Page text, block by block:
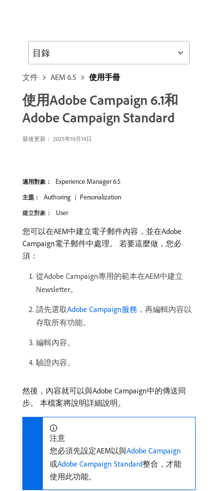
文件 AEM 6.5 使用手冊
使用Adobe Campaign 6.1和
Adobe Campaign Standard
最後更新： 2025年10月14日
適用對象： Experience Manager 6.5
主題： Authoring Personalization
建立對象： User
您可以在AEM中建立電子郵件內容，並在Adobe
Campaign電子郵件中處理。 若要這麼做，您必
須：
從Adobe Campaign專用的範本在AEM中建立
Newsletter。
請先選取Adobe Campaign服務 ，再編輯內容以
存取所有功能。
編輯內容。
驗證內容。
然後，內容就可以與Adobe Campaign中的傳送同
步。 本檔案將說明詳細說明。
注意
您必須先設定AEM以與Adobe Campaign
或Adobe Campaign Standard整合，才能
使用此功能。
目錄